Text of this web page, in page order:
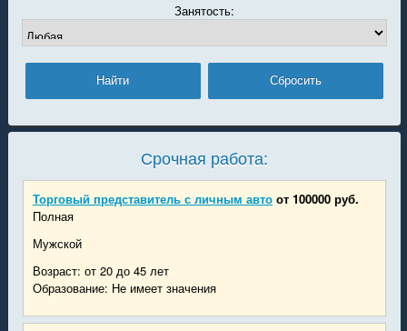
Занятость:
Срочная работа:
Торговый представитель с личным авто от 100000 руб.
Полная
Мужской
Возраст: от 20 до 45 лет
Образование: Не имеет значения